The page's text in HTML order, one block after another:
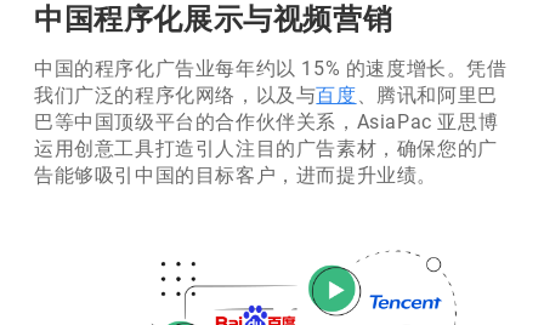
中国程序化展示与视频营销
中国的程序化广告业每年约以 15% 的速度增长。凭借
我们广泛的程序化网络，以及与百度 、腾讯和阿里巴
巴等中国顶级平台的合作伙伴关系，AsiaPac 亚思博
运用创意工具打造引人注目的广告素材，确保您的广
告能够吸引中国的目标客户，进而提升业绩。